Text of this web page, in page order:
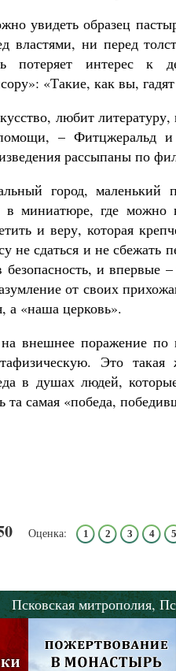
увидеть образец
властями, ни перед
потеряет интерес к
«Такие, как вы,
любит
– Фитцжеральд и
рассыпаны по
город,
миниатюре, где можно
и веру, которая
не сдаться и не сбежать
и впервые
от своих
а «наша церковь».
внешнее поражение
Это
в душах людей,
та самая «победа,
Оценка: 1 2 3 4 5
Псковская митрополия,